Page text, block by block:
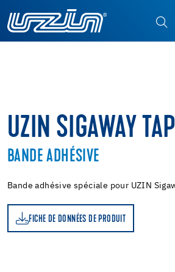
UZIN SIGAWAY
BANDE ADHÉSIVE
Bande adhésive spéciale pour UZIN
FICHE DE DONNÉES DE PRODUIT